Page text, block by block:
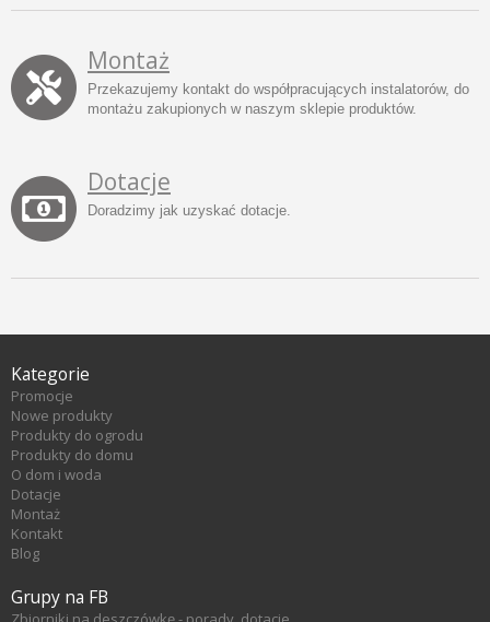
Montaż
Przekazujemy kontakt do współpracujących instalatorów, do
montażu zakupionych w naszym sklepie produktów.
Dotacje
Doradzimy jak uzyskać dotacje.
Kategorie
Promocje
Nowe produkty
Produkty do ogrodu
Produkty do domu
O dom i woda
Dotacje
Montaż
Kontakt
Blog
Grupy na FB